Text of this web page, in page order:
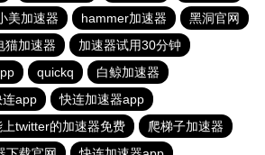
美加速器 hammer加速器
黑洞官网
猫加速器
加速器试用30分钟
quickq
白鲸加速器
连app
快连加速器app
上twitter的加速器免费
爬梯子加速器